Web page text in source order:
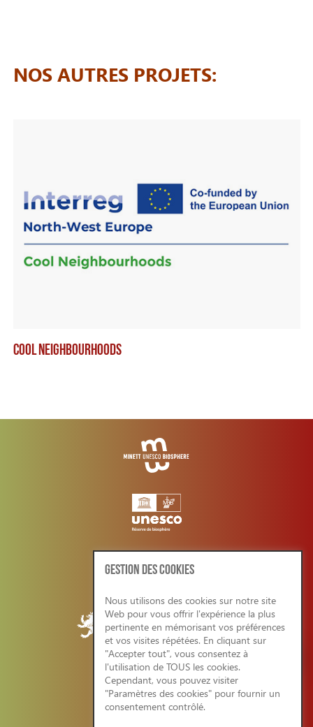
NOS AUTRES PROJETS:
COOL NEIGHBOURHOODS
CONDITIONS GENERALES/RGPD
GESTION DES COOKIES
Nous utilisons des cookies sur notre site
Web pour vous offrir l'expérience la plus
pertinente en mémorisant vos préférences
et vos visites répétées. En cliquant sur
"Accepter tout", vous consentez à
l'utilisation de TOUS les cookies.
Cependant, vous pouvez visiter
"Paramètres des cookies" pour fournir un
consentement contrôlé.